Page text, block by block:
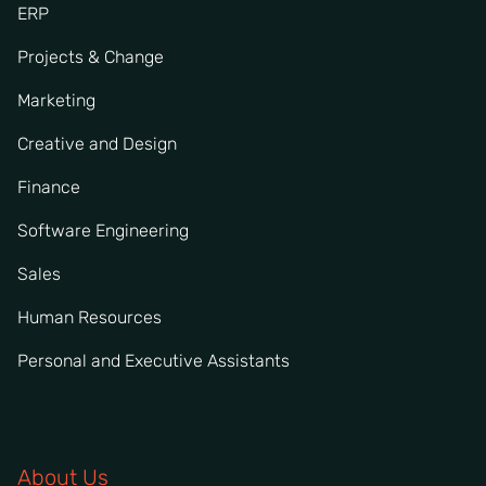
ERP
Projects & Change
Marketing
Creative and Design
Finance
Software Engineering
Sales
Human Resources
Personal and Executive Assistants
About Us